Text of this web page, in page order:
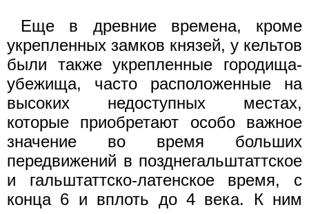
Еще в древние времена, кроме
укрепленных замков князей, у кельтов
были также укрепленные городища-
убежища, часто расположенные на
высоких недоступных местах,
которые приобретают особо важное
значение во время больших
передвижений в позднегальштаттское
и гальштаттско-латенское время, с
конца 6 и вплоть до 4 века. К ним